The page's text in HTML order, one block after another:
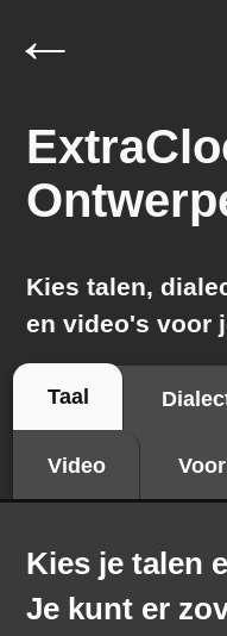
←
Kies talen,
en video's voor
Taal
Video
Kies je talen
Je kunt er